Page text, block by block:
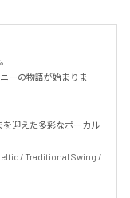
ーの物語が始まりま
迎えた多彩なボーカル
/ Traditional Swing /